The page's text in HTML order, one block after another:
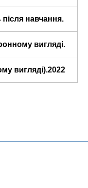
після навчання.
вигляді.
вигляді).2022